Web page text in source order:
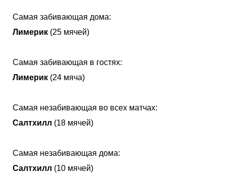
Самая забивающая дома:
Лимерик (25 мячей)
Самая забивающая в гостях:
Лимерик (24 мяча)
Самая незабивающая во всех матчах:
Салтхилл (18 мячей)
Самая незабивающая дома:
Салтхилл (10 мячей)